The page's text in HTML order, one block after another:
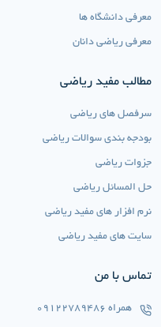
معرفی دانشگاه ها
معرفی ریاضی دانان
مطالب مفید ریاضی
سرفصل های ریاضی
بودجه بندی سوالات ریاضی
جزوات ریاضی
حل المسائل ریاضی
نرم افزار های مفید ریاضی
سایت های مفید ریاضی
تماس با من
همراه 09122789486